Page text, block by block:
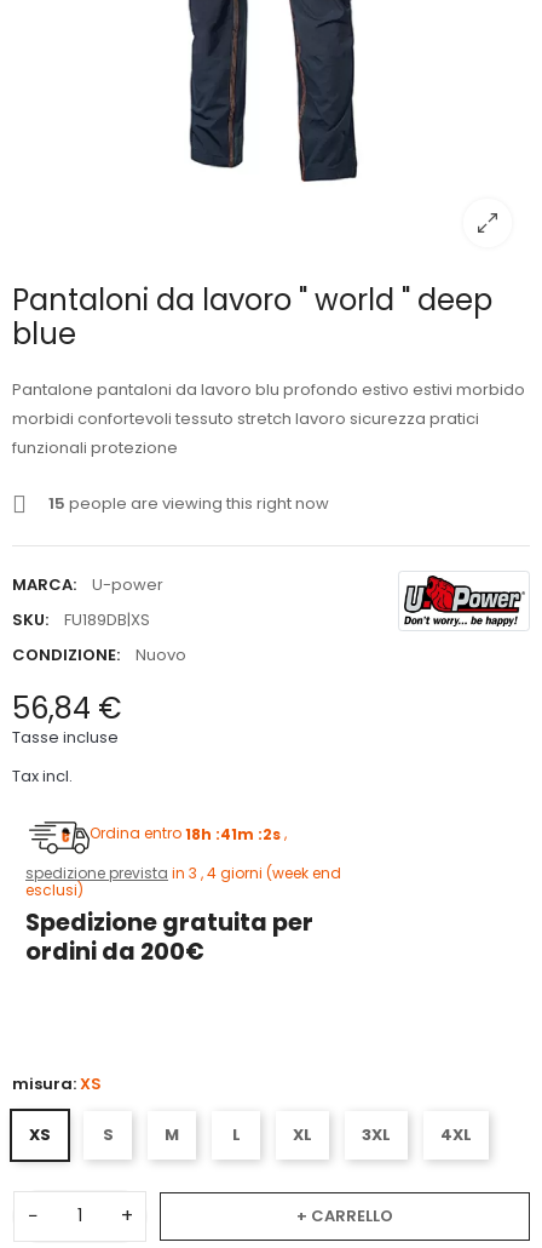
Pantaloni da lavoro " world " deep
blue
Pantalone pantaloni da lavoro blu profondo estivo estivi morbido
morbidi confortevoli tessuto stretch lavoro sicurezza pratici
funzionali protezione
15 people are viewing this right now
MARCA:
U-power
SKU:
FU189DB|XS
CONDIZIONE:
Nuovo
56,84 €
Tasse incluse
Tax incl.
Ordina entro18h :41m :1s
spedizione prevista in 3 , 4 giorni (week end
esclusi)
Spedizione gratuita per
ordini da 200€
misura:XS
XS S M L XL 3XL 4XL
− + + CARRELLO